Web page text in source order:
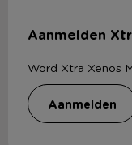
Aanmelden
Word Xtra Xenos
aanmelden